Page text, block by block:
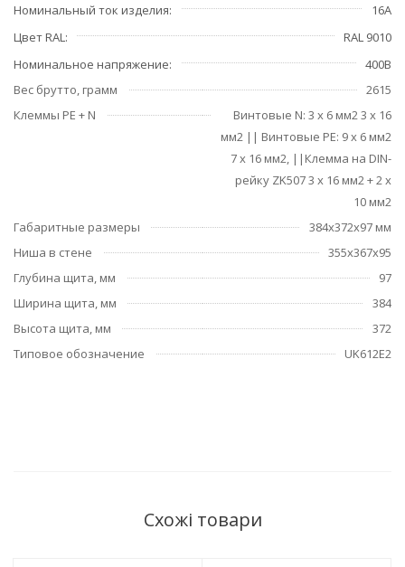
Номинальный ток изделия
16A
Цвет RAL
RAL 9010
Номинальное напряжение
400В
Вес брутто, грамм
2615
Клеммы РЕ + N
Винтовые N: 3 x 6 мм2 3 x 16
мм2 || Винтовые PE: 9 x 6 мм2
7 x 16 мм2, ||Клемма на DIN-
рейку ZK507 3 x 16 мм2 + 2 x
10 мм2
Габаритные размеры
384x372x97 мм
Ниша в стене
355x367x95
Глубина щита, мм
97
Ширина щита, мм
384
Высота щита, мм
372
Типовое обозначение
UK612E2
Схожі товари